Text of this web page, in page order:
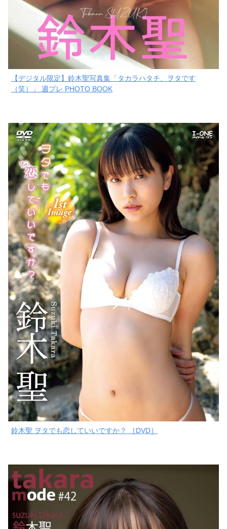
【デジタル限定】鈴木聖写真集「タカラハタチ、ヲタです
（笑）」 週プレ PHOTO BOOK
鈴木聖 ヲタでも恋していいですか？ ［DVD］